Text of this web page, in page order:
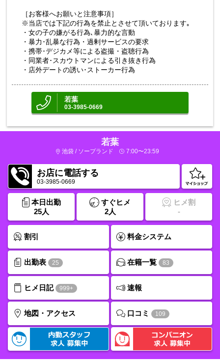
［お客様へお願いと注意事項］
※当店では下記の行為を禁止とさせて頂いております｡
・女の子の嫌がる行為､暴力的な言動
・暴力･乱暴な行為・過剰サービスの要求
・携帯･デジカメ等による盗撮・盗聴行為
・同業者･スカウトマンによる引き抜き行為
・店外デートの誘い･ストーカー行為
若葉
03-3985-0669
若葉
池袋 / ソープランド 7:00〜23:59
お店に電話する
03-3985-0669
本日出勤
25人
すぐヒメ
2人
ヒメ割
-
割引 料金システム
出勤表 25 在籍一覧 83
ヒメ日記 999+ 速報
地図・アクセス 口コミ 109